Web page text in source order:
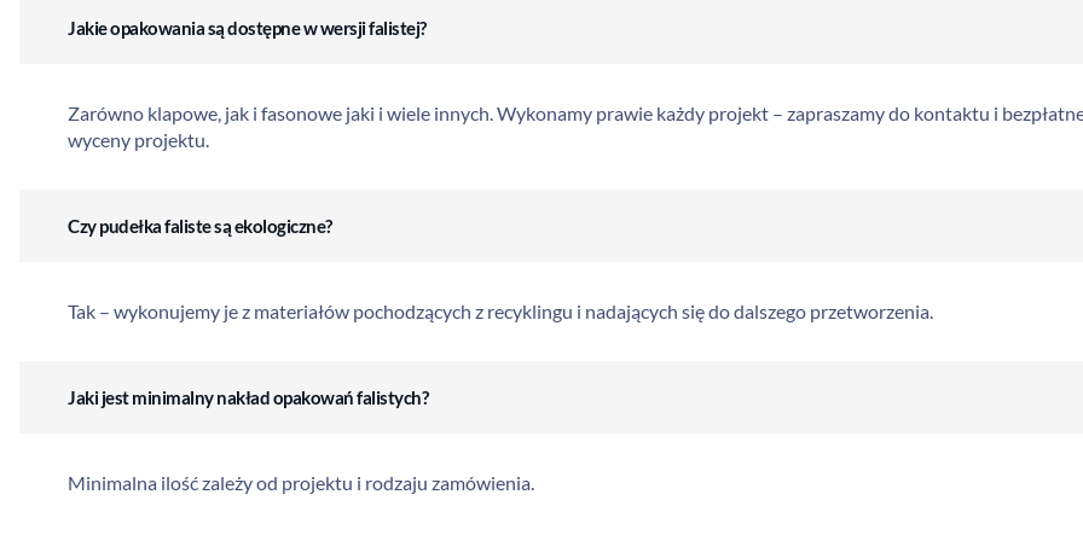
Jakie opakowania są dostępne w wersji falistej?
Zarówno klapowe, jak i fasonowe jaki i wiele innych. Wykonamy prawie każdy projekt – zapraszamy do kontaktu i
wyceny projektu.
Czy pudełka faliste są ekologiczne?
Tak – wykonujemy je z materiałów pochodzących z recyklingu i nadających się do dalszego przetworzenia.
Jaki jest minimalny nakład opakowań falistych?
Minimalna ilość zależy od projektu i rodzaju zamówienia.